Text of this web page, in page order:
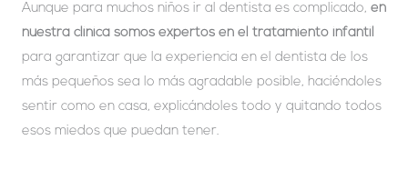
Aunque para muchos niños ir al dentista es complicado, en
nuestra clínica somos expertos en el tratamiento infantil
para garantizar que la experiencia en el dentista de los
más pequeños sea lo más agradable posible, haciéndoles
sentir como en casa, explicándoles todo y quitando todos
esos miedos que puedan tener.